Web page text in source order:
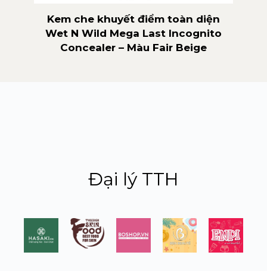
Kem che khuyết điểm toàn diện
Wet N Wild Mega Last Incognito
Concealer – Màu Fair Beige
Đại lý TTH